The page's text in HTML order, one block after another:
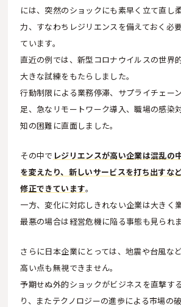
には、突然のショックにも素早く立て直し
力、すなわちレジリエンスを備えておく必
ています。
直近の例では、新型コロナウイルスの世界
大きな試練をもたらしました。
行動制限による業務停滞、サプライチェー
足、急なリモートワーク導入、職場の感染
知の困難に直面しました。
その中で レジリエンスが高い企業は混乱の
を変えたり、新しいサービスを打ち出すな
修正できています。
一方、変化に対応しきれない企業は大きく
最悪の場合は経営危機に陥る事態も見られま
さらに日本企業にとっては、地震や台風な
高い点も無視できません。
予期せぬ外的ショックがビジネスを直撃す
り、またテクノロジーの進歩による市場の